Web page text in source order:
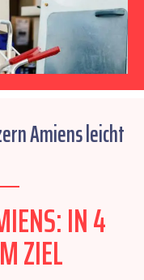
Amiens leicht
IN 4
ZIEL